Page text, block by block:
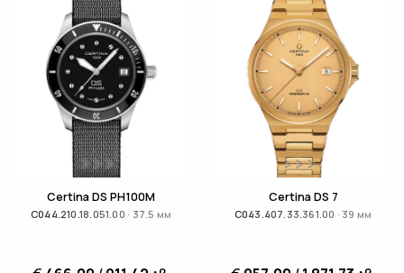
Certina DS PH100M
C044.210.18.051.00 · 37.5 мм
Certina DS 7
C043.407.33.361.00 · 39 мм